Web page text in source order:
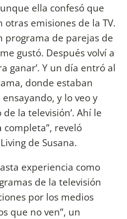
ella confesó que
emisiones de la TV.
programa de parejas de
gustó. Después volví a
ganar’. Y un día entró al
donde estaban
y lo veo y
de la televisión’. Ahí le
reveló
de Susana.
experiencia como
de la televisión
por los medios
que no ven”, un